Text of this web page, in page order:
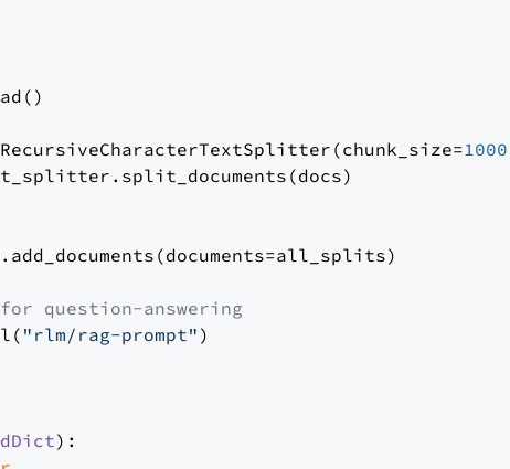
1000
question-answering
"rlm/rag-prompt" )
):